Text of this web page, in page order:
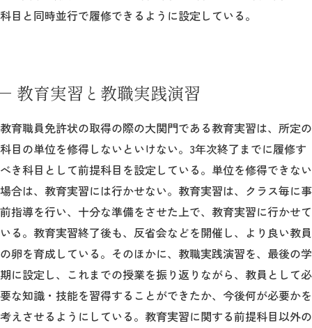
科目と同時並行で履修できるように設定している。
教育実習と教職実践演習
教育職員免許状の取得の際の大関門である教育実習は、所定の
科目の単位を修得しないといけない。3年次終了までに履修す
べき科目として前提科目を設定している。単位を修得できない
場合は、教育実習には行かせない。教育実習は、クラス毎に事
前指導を行い、十分な準備をさせた上で、教育実習に行かせて
いる。教育実習終了後も、反省会などを開催し、より良い教員
の卵を育成している。そのほかに、教職実践演習を、最後の学
期に設定し、これまでの授業を振り返りながら、教員として必
要な知識・技能を習得することができたか、今後何が必要かを
考えさせるようにしている。教育実習に関する前提科目以外の